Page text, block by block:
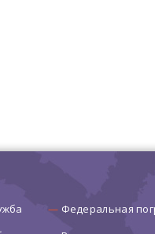
Федеральная